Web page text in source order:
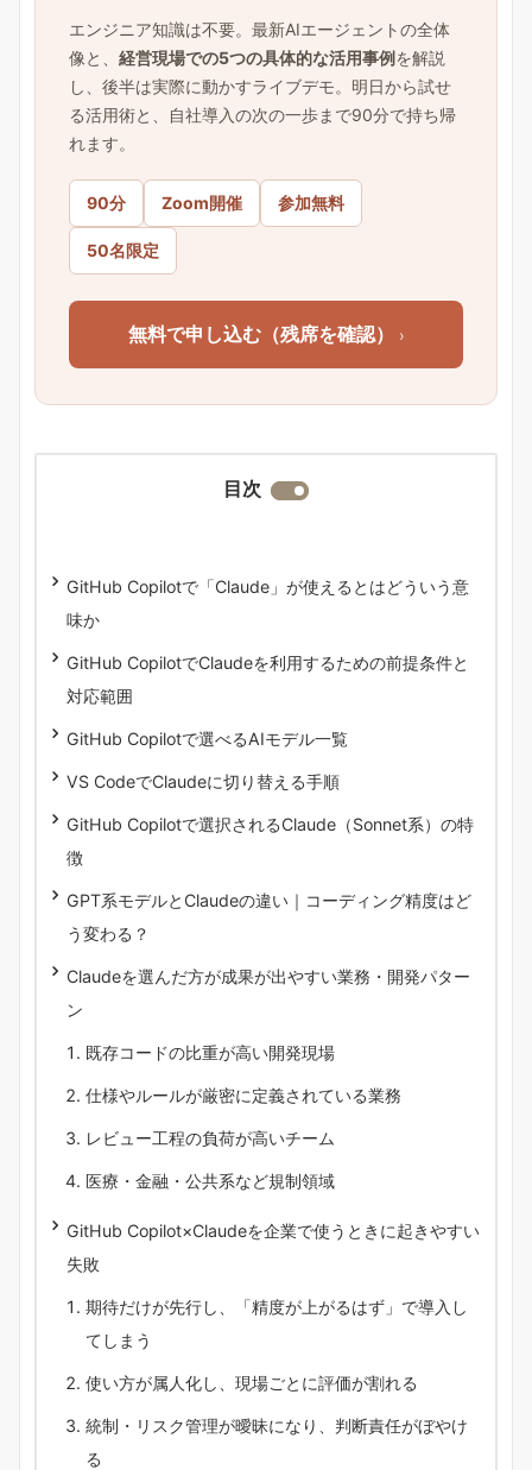
エンジニア知識は不要。最新AIエージェントの全体
像と、 経営現場での5つの具体的な活用事例を解説
し、後半は実際に動かすライブデモ。明日から試せ
る活用術と、自社導入の次の一歩まで90分で持ち帰
れます。
90分 Zoom開催 参加無料
50名限定
無料で申し込む（残席を確認） ›
目次
GitHub Copilotで「Claude」が使えるとはどういう意
味か
GitHub CopilotでClaudeを利用するための前提条件と
対応範囲
GitHub Copilotで選べるAIモデル一覧
VS CodeでClaudeに切り替える手順
GitHub Copilotで選択されるClaude（Sonnet系）の特
徴
GPT系モデルとClaudeの違い｜コーディング精度はど
う変わる？
Claudeを選んだ方が成果が出やすい業務・開発パター
ン
既存コードの比重が高い開発現場
仕様やルールが厳密に定義されている業務
レビュー工程の負荷が高いチーム
医療・金融・公共系など規制領域
GitHub Copilot×Claudeを企業で使うときに起きやすい
失敗
期待だけが先行し、「精度が上がるはず」で導入し
てしまう
使い方が属人化し、現場ごとに評価が割れる
統制・リスク管理が曖昧になり、判断責任がぼやけ
る